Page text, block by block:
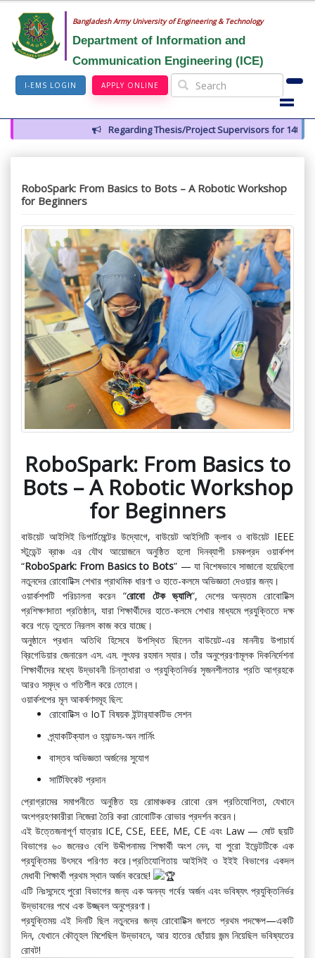
Bangladesh Army University of Engineering & Technology
Department of Information and
Communication Engineering (ICE)
I-EMS LOGIN APPLY ONLINE
Regarding Thesis/Project Supervisors for 14th Batch
RoboSpark: From Basics to Bots – A Robotic Workshop
for Beginners
RoboSpark: From Basics to
Bots – A Robotic Workshop
for Beginners
বাউয়েট আইসিই ডিপার্টমেন্টের উদ্যোগে, বাউয়েট আইসিটি ক্লাব ও বাউয়েট IEEE
স্টুডেন্ট ব্রাঞ্চ এর যৌথ আয়োজনে অনুষ্ঠিত হলো দিনব্যাপী চমকপ্রদ ওয়ার্কশপ
“RoboSpark: From Basics to Bots” — যা বিশেষভাবে সাজানো হয়েছিলো
নতুনদের রোবোটিক্স শেখার প্রাথমিক ধারণা ও হাতে-কলমে অভিজ্ঞতা দেওয়ার জন্য।
ওয়ার্কশপটি পরিচালনা করেন “রোবো টেক ভ্যালি“, দেশের অন্যতম রোবোটিক্স
প্রশিক্ষণদাতা প্রতিষ্ঠান, যারা শিক্ষার্থীদের হাতে-কলমে শেখার মাধ্যমে প্রযুক্তিতে দক্ষ
করে গড়ে তুলতে নিরলস কাজ করে যাচ্ছে।
অনুষ্ঠানে প্রধান অতিথি হিসেবে উপস্থিত ছিলেন বাউয়েট-এর মাননীয় উপাচার্য
ব্রিগেডিয়ার জেনারেল এস. এম. লুৎফর রহমান স্যার। তাঁর অনুপ্রেরণামূলক দিকনির্দেশনা
শিক্ষার্থীদের মধ্যে উদ্ভাবনী চিন্তাধারা ও প্রযুক্তিনির্ভর সৃজনশীলতার প্রতি আগ্রহকে
আরও সমৃদ্ধ ও গতিশীল করে তোলে।
ওয়ার্কশপের মূল আকর্ষণসমূহ ছিল:
রোবোটিক্স ও IoT বিষয়ক ইন্টার্যাকটিভ সেশন
প্র্যাকটিক্যাল ও হ্যান্ডস-অন লার্নিং
বাস্তব অভিজ্ঞতা অর্জনের সুযোগ
সার্টিফিকেট প্রদান
প্রোগ্রামের সমাপনীতে অনুষ্ঠিত হয় রোমাঞ্চকর রোবো রেস প্রতিযোগিতা, যেখানে
অংশগ্রহণকারীরা নিজেরা তৈরি করা রোবোটিক রোভার প্রদর্শন করেন।
এই উত্তেজনাপূর্ণ যাত্রায় ICE, CSE, EEE, ME, CE এবং Law — মোট ছয়টি
বিভাগের ৬০ জনেরও বেশি উদ্দীপনাময় শিক্ষার্থী অংশ নেন, যা পুরো ইভেন্টটিকে এক
প্রযুক্তিময় উৎসবে পরিণত করে।প্রতিযোগিতায় আইসিই ও ইইই বিভাগের একদল
মেধাবী শিক্ষার্থী প্রথম স্থান অর্জন করেছে!
এটি নিঃসন্দেহে পুরো বিভাগের জন্য এক অনন্য গর্বের অর্জন এবং ভবিষ্যৎ প্রযুক্তিনির্ভর
উদ্ভাবনের পথে এক উজ্জ্বল অনুপ্রেরণা।
প্রযুক্তিময় এই দিনটি ছিল নতুনদের জন্য রোবোটিক্স জগতে প্রথম পদক্ষেপ—একটি
দিন, যেখানে কৌতূহল মিশেছিল উদ্ভাবনে, আর হাতের ছোঁয়ায় জন্ম নিয়েছিল ভবিষ্যতের
রোবট!